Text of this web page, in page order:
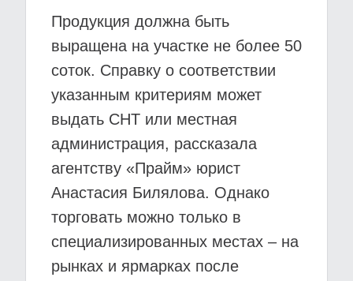
Продукция должна быть
выращена на участке не более 50
соток. Справку о соответствии
указанным критериям может
выдать СНТ или местная
администрация, рассказала
агентству «Прайм» юрист
Анастасия Билялова. Однако
торговать можно только в
специализированных местах – на
рынках и ярмарках после